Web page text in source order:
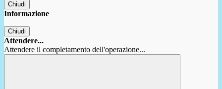
Chiudi
Informazione
Chiudi
Attendere...
Attendere il completamento dell'operazione...